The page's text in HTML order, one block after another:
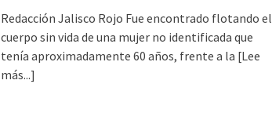
Redacción Jalisco Rojo Fue encontrado flotando el
cuerpo sin vida de una mujer no identificada que
tenía aproximadamente 60 años, frente a la [Lee
más...]